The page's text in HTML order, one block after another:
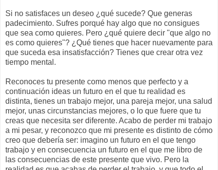
Si no satisfaces un deseo ¿qué sucede? Que generas
padecimiento. Sufres porqué hay algo que no consigues
que sea como quieres. Pero ¿qué quiere decir "que algo no
es como quieres"? ¿Qué tienes que hacer nuevamente para
que suceda esa insatisfacción? Tienes que crear otra vez
tiempo mental.
Reconoces tu presente como menos que perfecto y a
continuación ideas un futuro en el que tu realidad es
distinta, tienes un trabajo mejor, una pareja mejor, una salud
mejor, unas circunstancias mejores, o lo que fuere que tu
creas que necesita ser diferente. Acabo de perder mi trabajo
a mi pesar, y reconozco que mi presente es distinto de cómo
creo que debería ser: imagino un futuro en el que tengo
trabajo y en consecuencia un futuro en el que me libro de
las consecuencias de este presente que vivo. Pero la